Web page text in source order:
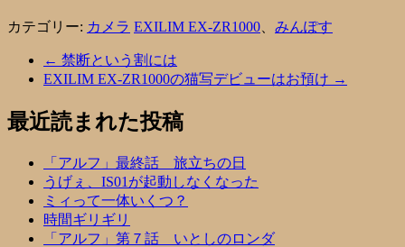
カテゴリー: カメラ EXILIM EX-ZR1000 みんぽす
← 禁断という割には
EXILIM EX-ZR1000の猫写デビューはお預け →
最近読まれた投稿
「アルフ」最終話 旅立ちの日
うげぇ、IS01が起動しなくなった
ミィって一体いくつ？
時間ギリギリ
「アルフ」第７話 いとしのロンダ